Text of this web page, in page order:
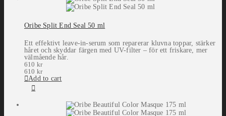
Oribe Split End Seal 50 ml
Ett effektivt leave-in-serum som reparerar kluvna toppar, stärker
håret och skyddar färgen med UV-filter – för ett friskare, mer
välmående hår.
610 kr
610 kr
Add to cart